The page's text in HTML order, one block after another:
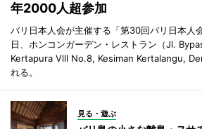
年2000人超参加
バリ日本人会が主催する「第30回バリ日本人
日、ホンコンガーデン・レストラン（Jl.
Kertapura Vlll No.8, Kesiman Kertalangu,
れる。
見る・遊ぶ